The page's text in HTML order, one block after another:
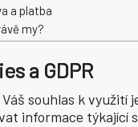
a platba
my?
prodejna
a GDPR
souhlas k využití
informace týkající